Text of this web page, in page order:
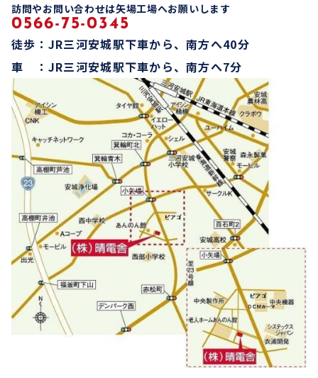
訪問やお問い合わせは矢場工場へお願いします
0566-75-0345
徒歩：JR三河安城駅下車から、南方へ40分
車 ：JR三河安城駅下車から、南方へ7分